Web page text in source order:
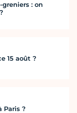
: on
15 août ?
Paris ?